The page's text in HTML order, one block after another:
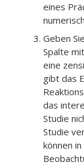
eines
Geben
Spalte
eine
gibt das
das
Studie
Studie
können